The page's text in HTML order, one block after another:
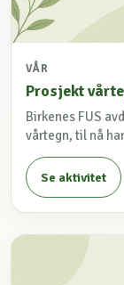
VÅR
Prosjekt
Birkenes FUS
vårtegn, til nå
Se aktivitet